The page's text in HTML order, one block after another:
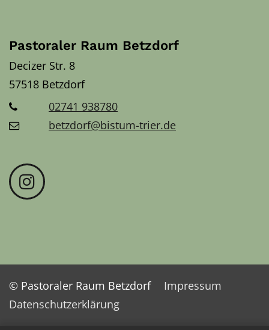
Pastoraler Raum Betzdorf
Decizer Str. 8
57518 Betzdorf
02741 938780
betzdorf@bistum-trier.de
© Pastoraler Raum Betzdorf
Impressum
Datenschutzerklärung